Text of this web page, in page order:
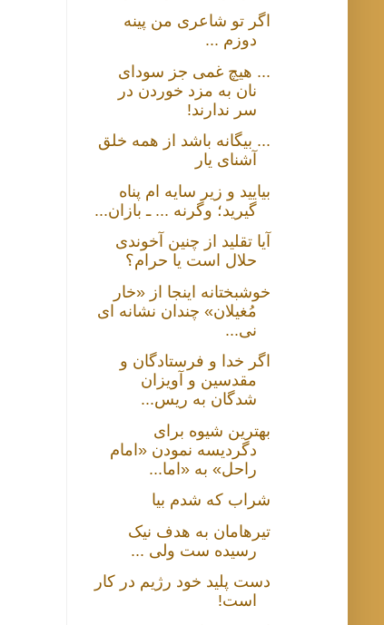
اگر تو شاعری من پینه
دوزم ...
... هیچ غمی جز سودای
نان به مزد خوردن در
سر ندارند!
... بیگانه باشد از همه خلق
آشنای یار
بیایید و زیر سایه ام پناه
گیرید؛ وگرنه ... ـ بازان...
آیا تقلید از چنین آخوندی
حلال است یا حرام؟
خوشبختانه اینجا از «خار
مُغیلان» چندان نشانه ای
نی...
اگر خدا و فرستادگان و
مقدسین و آویزان
شدگان به ریس...
بهترین شیوه برای
دگردیسه نمودن «امام
راحل» به «اما...
شراب که شدم بیا
تیرهامان به هدف نیک
رسیده ست ولی ...
دست پلید خود رژیم در کار
است!